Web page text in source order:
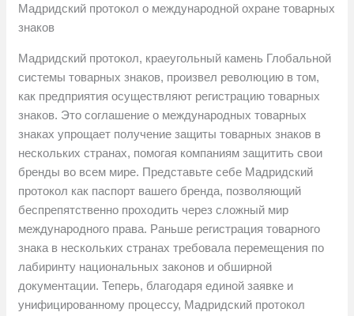
Мадридский протокол о международной охране товарных
знаков
Мадридский протокол, краеугольный камень Глобальной
системы товарных знаков, произвел революцию в том,
как предприятия осуществляют регистрацию товарных
знаков. Это соглашение о международных товарных
знаках упрощает получение защиты товарных знаков в
нескольких странах, помогая компаниям защитить свои
бренды во всем мире. Представьте себе Мадридский
протокол как паспорт вашего бренда, позволяющий
беспрепятственно проходить через сложный мир
международного права. Раньше регистрация товарного
знака в нескольких странах требовала перемещения по
лабиринту национальных законов и обширной
документации. Теперь, благодаря единой заявке и
унифицированному процессу, Мадридский протокол